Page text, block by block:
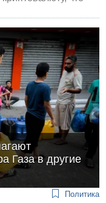
Газа в другие
Политика